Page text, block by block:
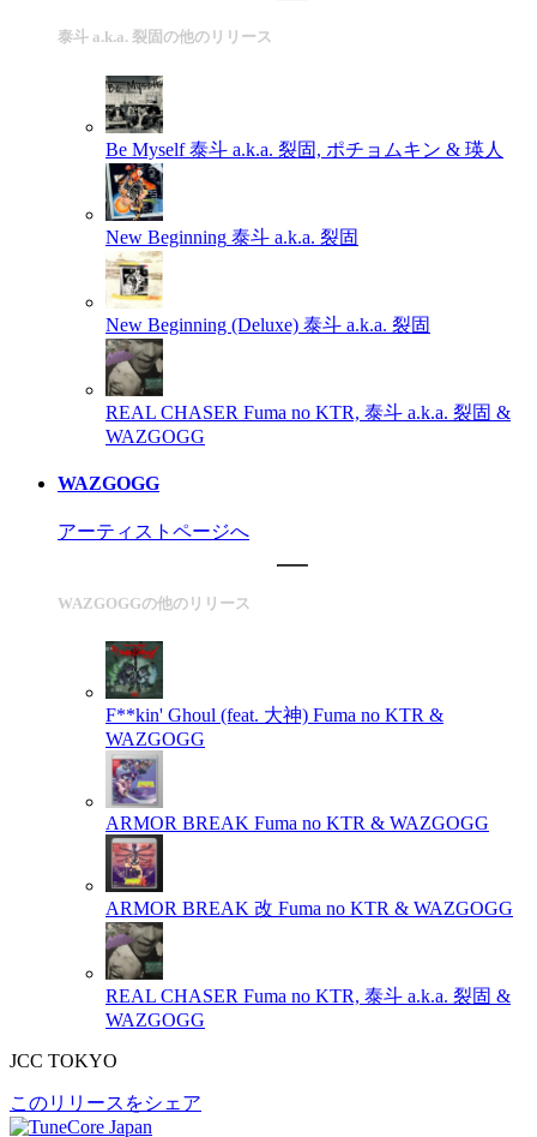
泰斗 a.k.a. 裂固の他のリリース
Be Myself 泰斗 a.k.a. 裂固, ポチョムキン & 瑛人
New Beginning 泰斗 a.k.a. 裂固
New Beginning (Deluxe) 泰斗 a.k.a. 裂固
REAL CHASER Fuma no KTR, 泰斗 a.k.a. 裂固 &
WAZGOGG
WAZGOGG
アーティストページへ
WAZGOGGの他のリリース
F**kin' Ghoul (feat. 大神) Fuma no KTR &
WAZGOGG
ARMOR BREAK Fuma no KTR & WAZGOGG
ARMOR BREAK 改 Fuma no KTR & WAZGOGG
REAL CHASER Fuma no KTR, 泰斗 a.k.a. 裂固 &
WAZGOGG
JCC TOKYO
このリリースをシェア